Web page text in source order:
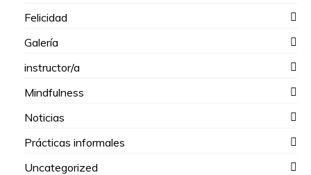
Felicidad
Galería
instructor/a
Mindfulness
Noticias
Prácticas informales
Uncategorized